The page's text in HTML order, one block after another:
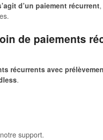
d’un paiement récurrent
de paiements
récurrents avec
.
support.